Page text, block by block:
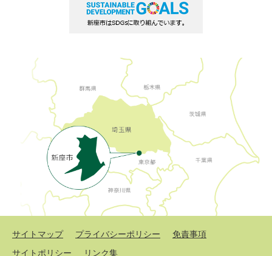
サイトマップ プライバシーポリシー
免責事項
サイトポリシー
リンク集